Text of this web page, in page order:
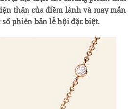
thân của điềm lành và may
phiên bản lễ hội đặc biệt.